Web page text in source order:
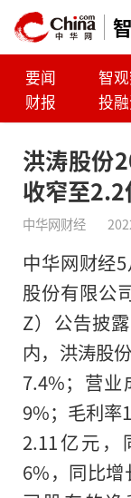
要闻 智
财报
投
洪
损
中
洪涛股份
收窄至2.2
中华网财经
中华网财经
股份有限公
Z）公告披
内，洪涛股
7.4%；营
9%；毛利率
2.11亿元，
6%，同比